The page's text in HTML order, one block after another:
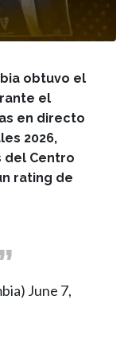
obtuvo el
el
en directo
2026,
del Centro
rating de
June 7,